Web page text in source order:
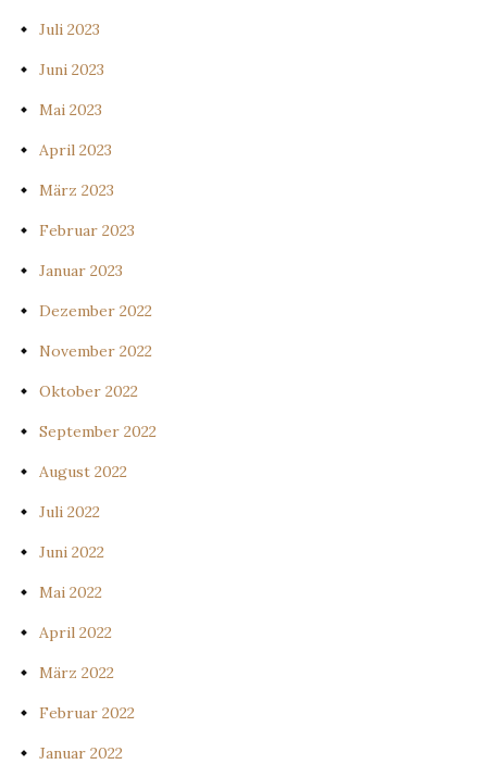
Juli 2023
Juni 2023
Mai 2023
April 2023
März 2023
Februar 2023
Januar 2023
Dezember 2022
November 2022
Oktober 2022
September 2022
August 2022
Juli 2022
Juni 2022
Mai 2022
April 2022
März 2022
Februar 2022
Januar 2022